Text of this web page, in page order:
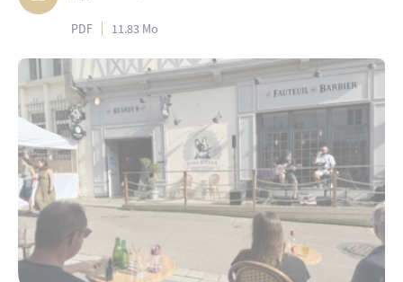
PDF 11.83 Mo